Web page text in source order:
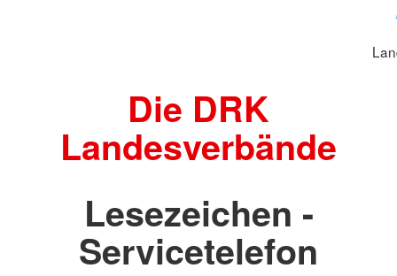
Die DRK
Landesverbände
Lesezeichen -
Servicetelefon